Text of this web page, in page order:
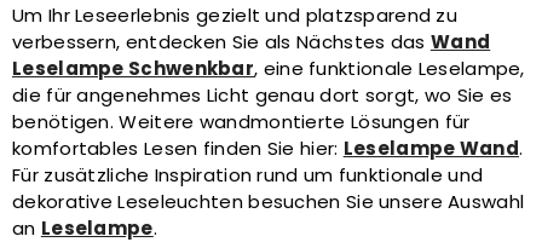
Um Ihr Leseerlebnis gezielt und platzsparend zu
verbessern, entdecken Sie als Nächstes das Wand
Leselampe Schwenkbar, eine funktionale Leselampe,
die für angenehmes Licht genau dort sorgt, wo Sie es
benötigen. Weitere wandmontierte Lösungen für
komfortables Lesen finden Sie hier: Leselampe Wand.
Für zusätzliche Inspiration rund um funktionale und
dekorative Leseleuchten besuchen Sie unsere Auswahl
an Leselampe.